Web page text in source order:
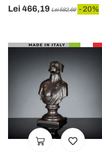
Lei 466,19 Lei 582,69 - 20%